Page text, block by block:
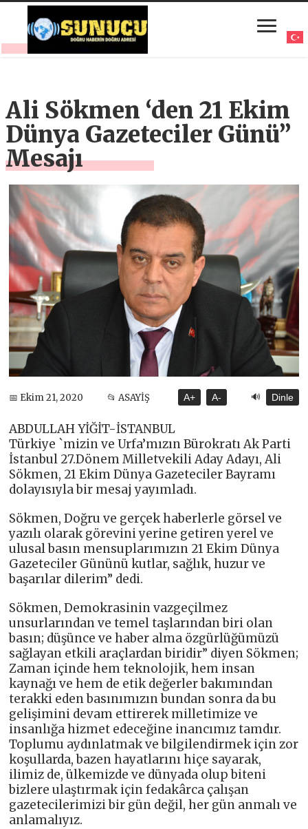
Ali Sökmen ‘den 21 Ekim
Dünya Gazeteciler Günü”
Mesajı
📅 Ekim 21, 2020 📂 ASAYİŞ A+ A- 🔊 Dinle
ABDULLAH YİĞİT-İSTANBUL
Türkiye `mizin ve Urfa’mızın Bürokratı Ak Parti
İstanbul 27.Dönem Milletvekili Aday Adayı, Ali
Sökmen, 21 Ekim Dünya Gazeteciler Bayramı
dolayısıyla bir mesaj yayımladı.
Sökmen, Doğru ve gerçek haberlerle görsel ve
yazılı olarak görevini yerine getiren yerel ve
ulusal basın mensuplarımızın 21 Ekim Dünya
Gazeteciler Gününü kutlar, sağlık, huzur ve
başarılar dilerim” dedi.
Sökmen, Demokrasinin vazgeçilmez
unsurlarından ve temel taşlarından biri olan
basın; düşünce ve haber alma özgürlüğümüzü
sağlayan etkili araçlardan biridir” diyen Sökmen;
Zaman içinde hem teknolojik, hem insan
kaynağı ve hem de etik değerler bakımından
terakki eden basınımızın bundan sonra da bu
gelişimini devam ettirerek milletimize ve
insanlığa hizmet edeceğine inancımız tamdır.
Toplumu aydınlatmak ve bilgilendirmek için zor
koşullarda, bazen hayatlarını hiçe sayarak,
ilimiz de, ülkemizde ve dünyada olup biteni
bizlere ulaştırmak için fedakârca çalışan
gazetecilerimizi bir gün değil, her gün anmalı ve
anlamalıyız.